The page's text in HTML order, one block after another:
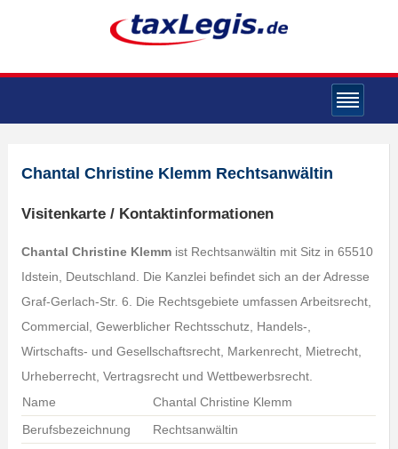
Chantal Christine Klemm Rechtsanwältin
Visitenkarte / Kontaktinformationen
Chantal Christine Klemmist Rechtsanwältin mit Sitz in 65510
Idstein, Deutschland. Die Kanzlei befindet sich an der Adresse
Graf-Gerlach-Str. 6. Die Rechtsgebiete umfassen Arbeitsrecht,
Commercial, Gewerblicher Rechtsschutz, Handels-,
Wirtschafts- und Gesellschaftsrecht, Markenrecht, Mietrecht,
Urheberrecht, Vertragsrecht und Wettbewerbsrecht.
Name
Chantal Christine Klemm
Berufsbezeichnung
Rechtsanwältin